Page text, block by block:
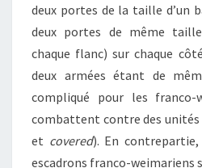
deux portes de la taille
deux portes de même
chaque flanc) sur chaque
deux armées étant de
compliqué pour les franco-
combattent contre des unités
et covered). En
escadrons franco-weimariens